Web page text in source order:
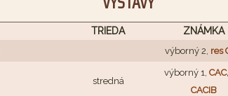
TRIEDA ZNÁMKA
výborný 2, res
stredná
výborný 1,
CACIB